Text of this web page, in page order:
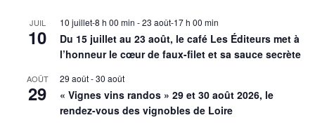
JUIL
10
10 juillet-8 h 00 min -23 août-17 h 00 min
Du 15 juillet au 23 août, le café Les Éditeurs met à
l’honneur le cœur de faux-filet et sa sauce secrète
AOÛT
29
29 août-30 août
« Vignes vins randos » 29 et 30 août 2026, le
rendez-vous des vignobles de Loire